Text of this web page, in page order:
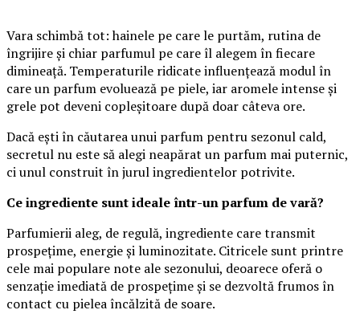
Vara schimbă tot: hainele pe care le purtăm, rutina de
îngrijire și chiar parfumul pe care îl alegem în fiecare
dimineață. Temperaturile ridicate influențează modul în
care un parfum evoluează pe piele, iar aromele intense și
grele pot deveni copleșitoare după doar câteva ore.
Dacă ești în căutarea unui parfum pentru sezonul cald,
secretul nu este să alegi neapărat un parfum mai puternic,
ci unul construit în jurul ingredientelor potrivite.
Ce ingrediente sunt ideale într-un parfum de vară?
Parfumierii aleg, de regulă, ingrediente care transmit
prospețime, energie și luminozitate. Citricele sunt printre
cele mai populare note ale sezonului, deoarece oferă o
senzație imediată de prospețime și se dezvoltă frumos în
contact cu pielea încălzită de soare.